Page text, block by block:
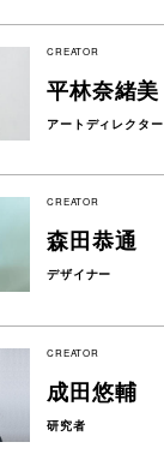
CREATOR
平林奈緒美
アートディレクター
CREATOR
森田恭通
デザイナー
CREATOR
成田悠輔
研究者